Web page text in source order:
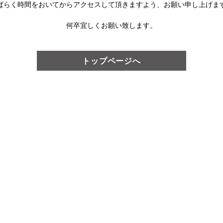
らく時間をおいてからアクセスして頂きますよう、 お願い申し上げま
何卒宜しくお願い致します。
トップページへ